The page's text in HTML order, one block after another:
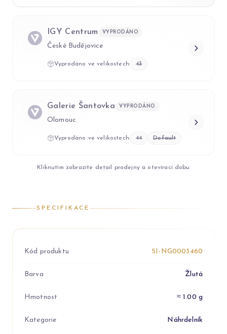
IGY Centrum VYPRODÁNO
České Budějovice
Vyprodáno ve velikostech: 43
Galerie Šantovka VYPRODÁNO
Olomouc
Vyprodáno ve velikostech: 44 Default
Kliknutím zobrazíte detail prodejny a otevírací dobu
SPECIFIKACE
Kód produktu 5I-NG0003460
Barva Žlutá
Hmotnost ≈ 1.00 g
Kategorie Náhrdelník